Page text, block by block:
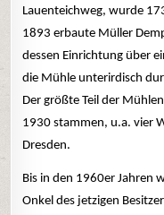
Lauenteichweg, wurde
1893 erbaute Müller
dessen Einrichtung über
die Mühle unterirdisch
Der größte Teil der
1930 stammen, u.a. vier
Dresden.
Bis in den 1960er Jahren
Onkel des jetzigen